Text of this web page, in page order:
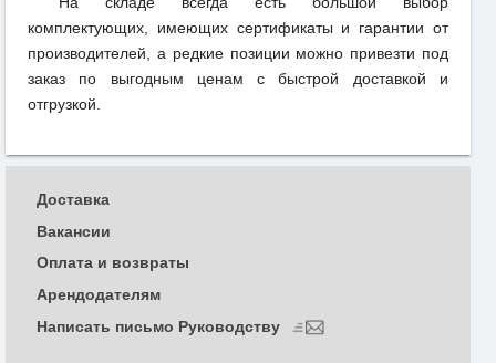
комплектующих, имеющих сертификаты и гарантии от
производителей, а редкие позиции можно привезти под
заказ по выгодным ценам с быстрой доставкой и
отгрузкой.
Доставка
Вакансии
Оплата и возвраты
Арендодателям
Написать письмо Руководству